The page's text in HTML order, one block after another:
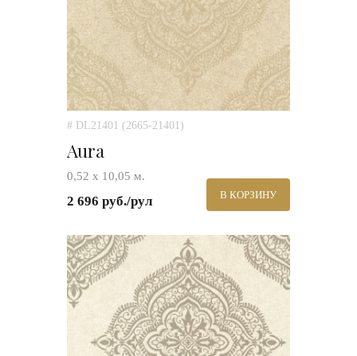
# DL21401 (2665-21401)
Aura
0,52 х 10,05 м.
2 696 руб./рул В КОРЗИНУ